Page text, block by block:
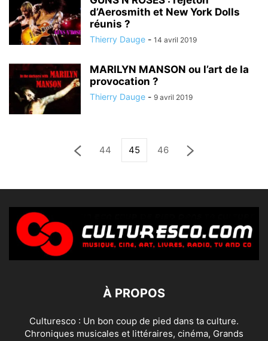
d’Aerosmith et New York Dolls
réunis ?
Thierry Dauge - 14 avril 2019
MARILYN MANSON ou l’art de la
provocation ?
Thierry Dauge - 9 avril 2019
44 45 46
À PROPOS
Culturesco : Un bon coup de pied dans ta culture.
Chroniques musicales et littéraires, cinéma, Grands